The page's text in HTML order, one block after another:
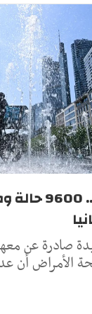
في أسبوع
صادرة عن
الأمراض أن